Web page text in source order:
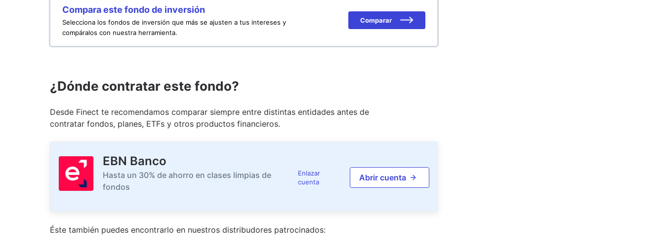
Compara este fondo de inversión
Selecciona los fondos de inversión que más se ajusten a tus intereses y
compáralos con nuestra herramienta.
Comparar
¿Dónde contratar este fondo?
Desde Finect te recomendamos comparar siempre entre distintas entidades antes de
contratar fondos, planes, ETFs y otros productos financieros.
EBN Banco
Hasta un 30% de ahorro en clases limpias de
fondos
Enlazar
cuenta
Abrir cuenta
Éste también puedes encontrarlo en nuestros distribudores patrocinados: